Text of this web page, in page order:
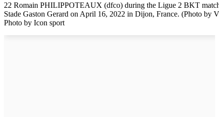
22 Romain PHILIPPOTEAUX (dfco) during the Ligue 2 BKT
Stade Gaston Gerard on April 16, 2022 in Dijon, France. (Photo by
Photo by Icon sport